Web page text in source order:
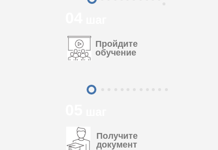
Пройдите
обучение
Получите
документ